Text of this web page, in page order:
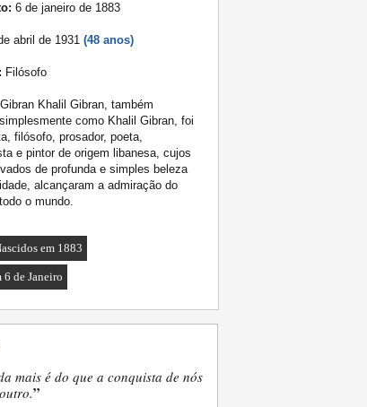
6 de janeiro de 1883
abril de 1931 (48 anos)
Filósofo
Gibran Khalil Gibran, também
como Khalil Gibran, foi
filósofo, prosador, poeta,
e pintor de origem libanesa, cujos
de profunda e simples beleza
alcançaram a admiração do
o mundo.
em 1883
6 de Janeiro
mais é do que a conquista de nós
”